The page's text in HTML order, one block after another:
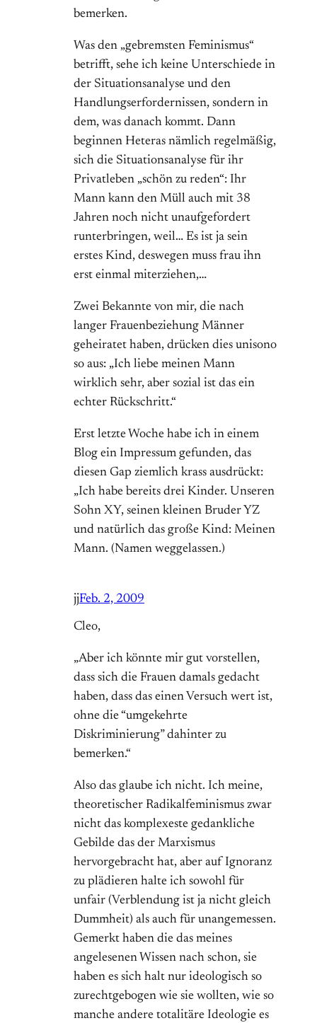
bemerken.
Was den „gebremsten Feminismus“
betrifft, sehe ich keine Unterschiede in
der Situationsanalyse und den
Handlungserfordernissen, sondern in
dem, was danach kommt. Dann
beginnen Heteras nämlich regelmäßig,
sich die Situationsanalyse für ihr
Privatleben „schön zu reden“: Ihr
Mann kann den Müll auch mit 38
Jahren noch nicht unaufgefordert
runterbringen, weil… Es ist ja sein
erstes Kind, deswegen muss frau ihn
erst einmal miterziehen,…
Zwei Bekannte von mir, die nach
langer Frauenbeziehung Männer
geheiratet haben, drücken dies unisono
so aus: „Ich liebe meinen Mann
wirklich sehr, aber sozial ist das ein
echter Rückschritt.“
Erst letzte Woche habe ich in einem
Blog ein Impressum gefunden, das
diesen Gap ziemlich krass ausdrückt:
„Ich habe bereits drei Kinder. Unseren
Sohn XY, seinen kleinen Bruder YZ
und natürlich das große Kind: Meinen
Mann. (Namen weggelassen.)
jjFeb. 2, 2009
Cleo,
„Aber ich könnte mir gut vorstellen,
dass sich die Frauen damals gedacht
haben, dass das einen Versuch wert ist,
ohne die “umgekehrte
Diskriminierung” dahinter zu
bemerken.“
Also das glaube ich nicht. Ich meine,
theoretischer Radikalfeminismus zwar
nicht das komplexeste gedankliche
Gebilde das der Marxismus
hervorgebracht hat, aber auf Ignoranz
zu plädieren halte ich sowohl für
unfair (Verblendung ist ja nicht gleich
Dummheit) als auch für unangemessen.
Gemerkt haben die das meines
angelesenen Wissen nach schon, sie
haben es sich halt nur ideologisch so
zurechtgebogen wie sie wollten, wie so
manche andere totalitäre Ideologie es